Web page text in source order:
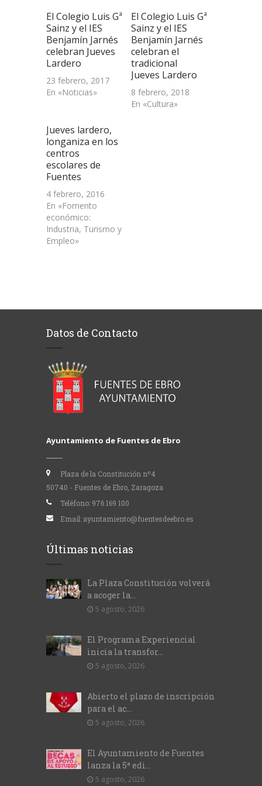
en
una
ventana
nueva)
El Colegio Luis Gª
Sainz y el IES
Benjamín Jarnés
celebran Jueves
Lardero
23 febrero, 2017
En «Noticias»
El Colegio Luis Gª
Sainz y el IES
Benjamín Jarnés
celebran el
tradicional
Jueves Lardero
8 febrero, 2018
En «Cultura»
Jueves lardero,
longaniza en los
centros
escolares de
Fuentes
4 febrero, 2016
En «Fomento
económico:
Industria, Turismo y
Empleo»
Datos de Contacto
Ayuntamiento de Fuentes de Ebro
Plaza de la Constitución nº4
50740 - Fuentes de Ebro, Zaragoza
Teléfono: 976 169 100
Email: ayuntamiento@fuentesdeebro.es
Últimas noticias
La Plaza Constitución volverá
a acoger la...
5 agosto, 2026
El Programa Experiencial
inicia la transfor...
5 agosto, 2026
Abierto el plazo de inscripción
para el ac...
5 agosto, 2026
El Ayuntamiento de Fuentes
lanza la 5ª edi...
5 agosto, 2026